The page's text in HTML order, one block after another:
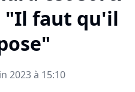
"Il faut qu'il
2023 à 15:10